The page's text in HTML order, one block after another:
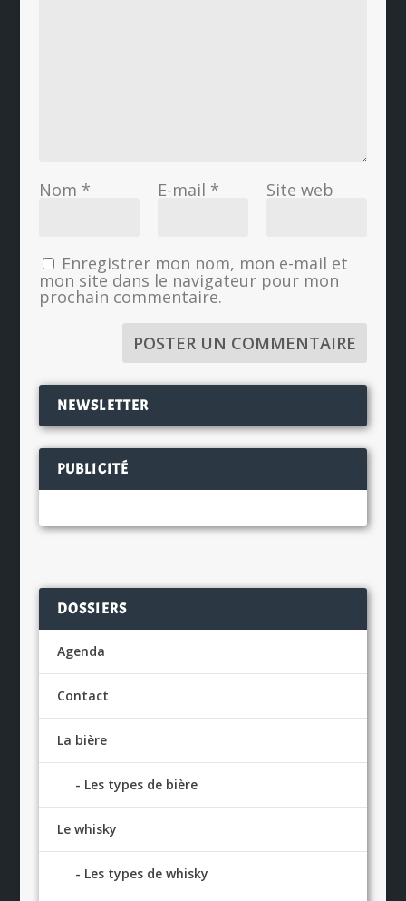
Nom * E-mail * Site web
Enregistrer mon nom, mon e-mail et
mon site dans le navigateur pour mon
prochain commentaire.
NEWSLETTER
PUBLICITÉ
DOSSIERS
Agenda
Contact
La bière
Les types de bière
Le whisky
Les types de whisky